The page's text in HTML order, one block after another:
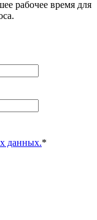
рабочее время для
данных.*